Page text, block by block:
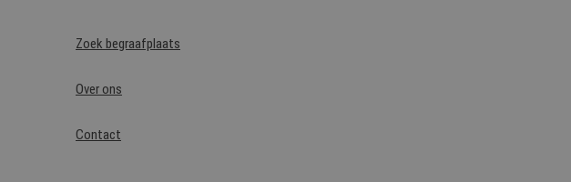
Zoek begraafplaats
Over ons
Contact